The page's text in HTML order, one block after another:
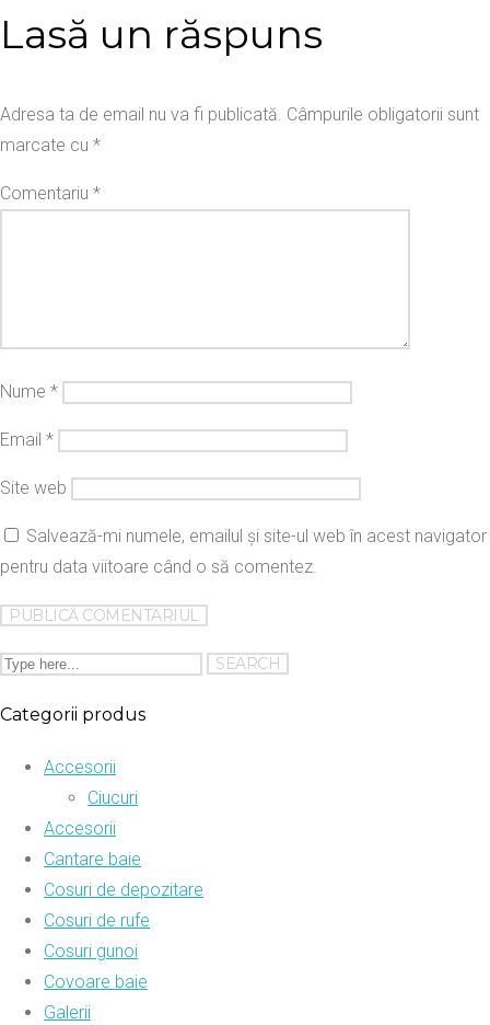
Lasă un răspuns
Adresa ta de email nu va fi publicată. Câmpurile obligatorii sunt
marcate cu *
Comentariu *
Nume *
Email *
Site web
Salvează-mi numele, emailul și site-ul web în acest navigator
pentru data viitoare când o să comentez.
Categorii produs
Accesorii
Ciucuri
Accesorii
Cantare baie
Cosuri de depozitare
Cosuri de rufe
Cosuri gunoi
Covoare baie
Galerii